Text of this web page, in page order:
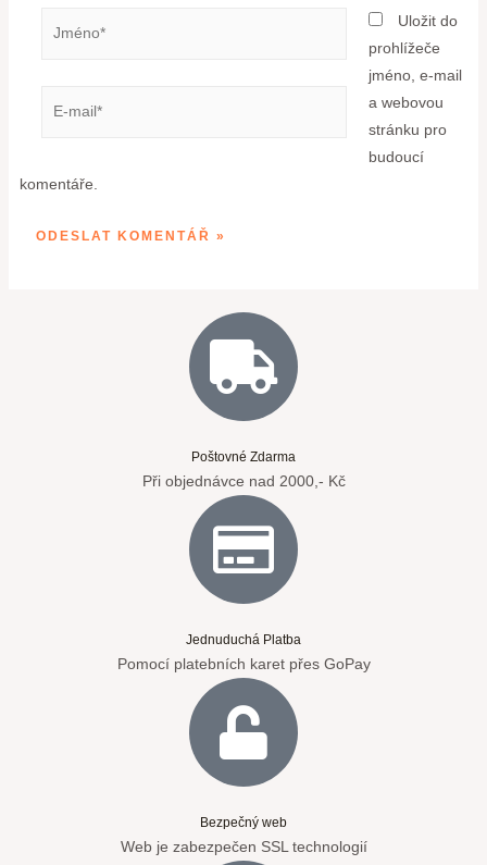
Uložit do
prohlížeče
jméno, e-mail
a webovou
stránku pro
budoucí
komentáře.
Poštovné Zdarma
Při objednávce nad 2000,- Kč
Jednuduchá Platba
Pomocí platebních karet přes GoPay
Bezpečný web
Web je zabezpečen SSL technologií